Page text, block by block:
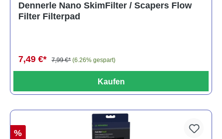
Dennerle Nano SkimFilter / Scapers Flow
Filter Filterpad
7,49 €* 7,99 €* (6.26% gespart)
Kaufen
%